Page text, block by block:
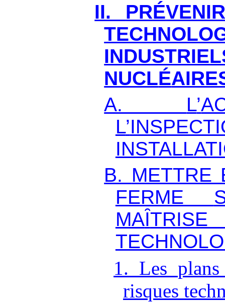
II. PRÉ
NUCLÉ
A. L’
L’
B.
FERME
MAȊ
1. Les
risques